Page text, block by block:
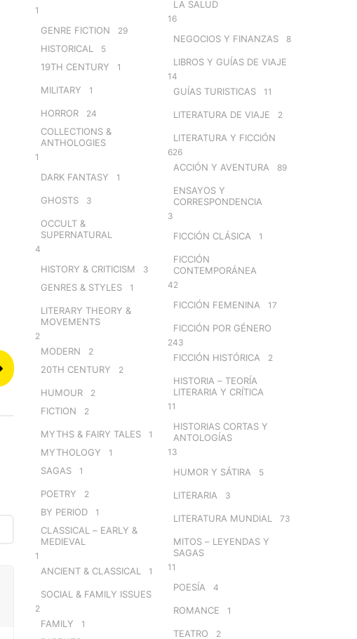
1
GENRE FICTION 29
HISTORICAL 5
19TH CENTURY 1
MILITARY 1
HORROR 24
COLLECTIONS &
ANTHOLOGIES
1
DARK FANTASY 1
GHOSTS 3
OCCULT &
SUPERNATURAL
4
HISTORY & CRITICISM 3
GENRES & STYLES 1
LITERARY THEORY &
MOVEMENTS
2
MODERN 2
20TH CENTURY 2
HUMOUR 2
FICTION 2
MYTHS & FAIRY TALES 1
MYTHOLOGY 1
SAGAS 1
POETRY 2
BY PERIOD 1
CLASSICAL – EARLY &
MEDIEVAL
1
ANCIENT & CLASSICAL 1
SOCIAL & FAMILY ISSUES
2
FAMILY 1
LA SALUD
16
NEGOCIOS Y FINANZAS 8
LIBROS Y GUÍAS DE VIAJE
14
GUÍAS TURISTICAS 11
LITERATURA DE VIAJE 2
LITERATURA Y FICCIÓN
626
ACCIÓN Y AVENTURA 89
ENSAYOS Y
CORRESPONDENCIA
3
FICCIÓN CLÁSICA 1
FICCIÓN
CONTEMPORÁNEA
42
FICCIÓN FEMENINA 17
FICCIÓN POR GÉNERO
243
FICCIÓN HISTÓRICA 2
HISTORIA – TEORÍA
LITERARIA Y CRÍTICA
11
HISTORIAS CORTAS Y
ANTOLOGÍAS
13
HUMOR Y SÁTIRA 5
LITERARIA 3
LITERATURA MUNDIAL 73
MITOS – LEYENDAS Y
SAGAS
11
POESÍA 4
ROMANCE 1
TEATRO 2